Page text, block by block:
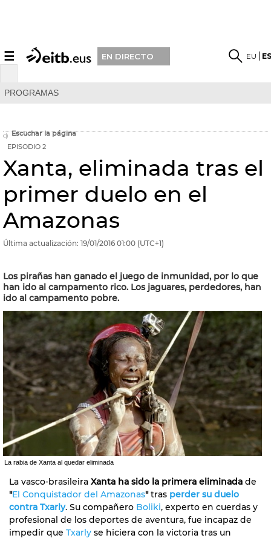
☰ EN DIRECTO EU
PROGRAMAS
Escuchar la página
EPISODIO 2
Xanta, eliminada tras el
primer duelo en el
Amazonas
Última actualización: 19/01/2016 01:00 (UTC+1)
Los pirañas han ganado el juego de inmunidad, por lo que
han ido al campamento rico. Los jaguares, perdedores, han
ido al campamento pobre.
La rabia de Xanta al quedar eliminada
La vasco-brasileira Xanta ha sido la primera eliminada de
"El Conquistador del Amazonas"tras perder su duelo
contra Txarly. Su compañero Boliki, experto en cuerdas y
profesional de los deportes de aventura, fue incapaz de
impedir que Txarly se hiciera con la victoria tras un